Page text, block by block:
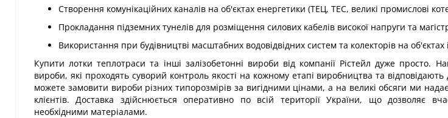
Створення комунікаційних каналів на об'єктах енергетики (ТЕЦ, ТЕС, великі промислові
Прокладання підземних тунелів для розміщення силових кабелів високої напруги та
Використання при будівництві масштабних водовідвідних систем та колекторів на об'єктах
Купити лотки теплотраси та інші залізобетонні вироби від компанії Рістейл дуже просто.
вироби, які проходять суворий контроль якості на кожному етапі виробництва та
можете замовити вироби різних типорозмірів за вигідними цінами, а на великі обсяги ми
клієнтів. Доставка здійснюється оперативно по всій території України, що дозволяє
необхідними матеріалами.